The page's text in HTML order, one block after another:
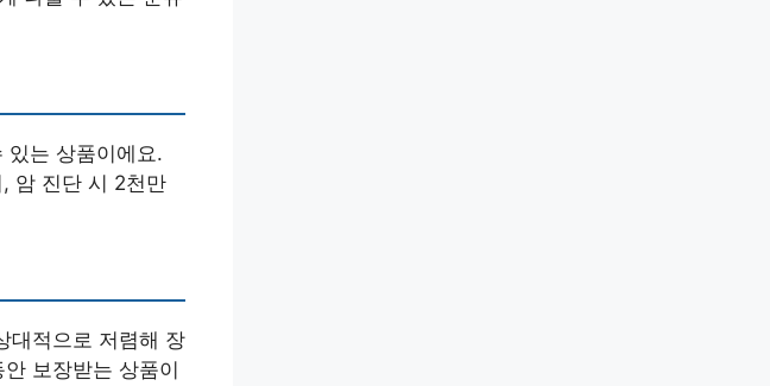
있는 상품이에요.
암 진단 시 2천만
대적으로 저렴해 장
보장받는 상품이